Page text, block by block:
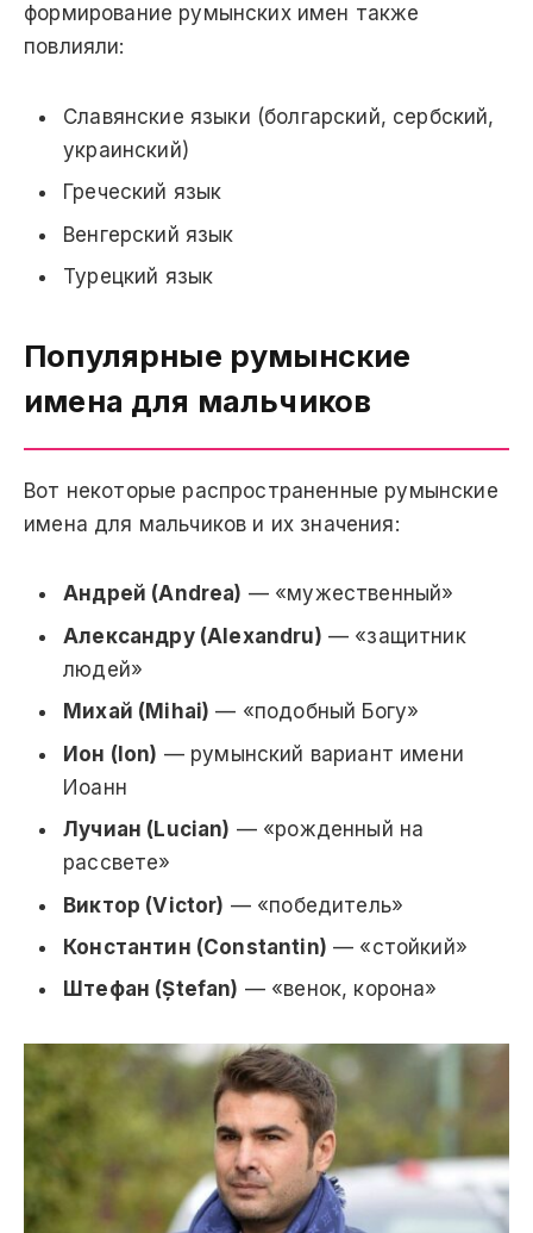
формирование румынских имен также
повлияли:
Славянские языки (болгарский, сербский,
украинский)
Греческий язык
Венгерский язык
Турецкий язык
Популярные румынские
имена для мальчиков
Вот некоторые распространенные румынские
имена для мальчиков и их значения:
Андрей (Andrea) — «мужественный»
Александру (Alexandru) — «защитник
людей»
Михай (Mihai) — «подобный Богу»
Ион (Ion) — румынский вариант имени
Иоанн
Лучиан (Lucian) — «рожденный на
рассвете»
Виктор (Victor) — «победитель»
Константин (Constantin) — «стойкий»
Штефан (Ștefan) — «венок, корона»